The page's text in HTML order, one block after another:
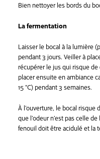
Bien nettoyer les bords du
La fermentation
Laisser le bocal à la lumière
pendant 3 jours. Veiller à
récupérer le jus qui risque
placer ensuite en ambiance
15 °C) pendant 3 semaines.
À l’ouverture, le bocal
que l’odeur n’est pas celle
fenouil doit être acidulé et la